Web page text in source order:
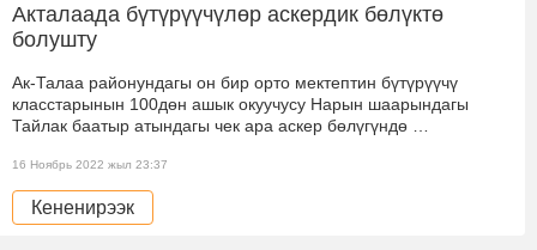
Акталаада бүтүрүүчүлөр аскердик бөлүктө
болушту
Ак-Талаа районундагы он бир орто мектептин бүтүрүүчү
класстарынын 100дөн ашык окуучусу Нарын шаарындагы
Тайлак баатыр атындагы чек ара аскер бөлүгүндө …
16 Ноябрь 2022 жыл 23:37
Кененирээк